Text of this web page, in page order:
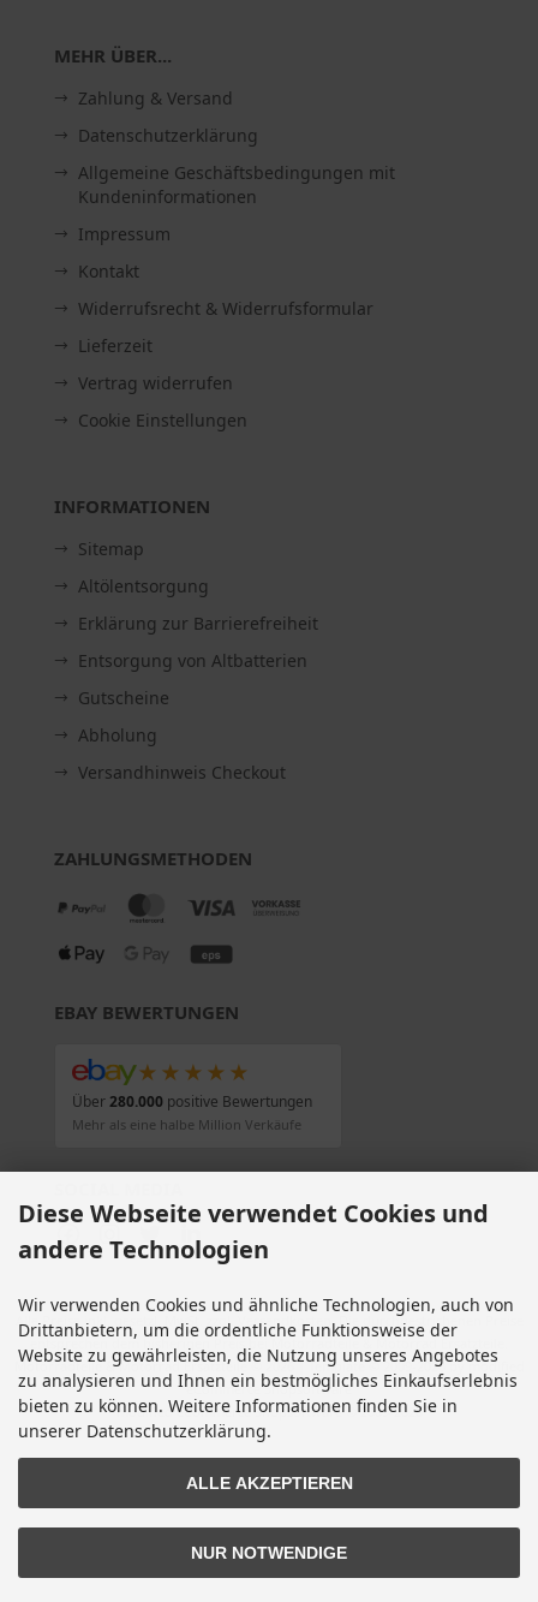
MEHR ÜBER...
Zahlung & Versand
Datenschutzerklärung
Allgemeine Geschäftsbedingungen mit
Kundeninformationen
Impressum
Kontakt
Widerrufsrecht & Widerrufsformular
Lieferzeit
Vertrag widerrufen
Cookie Einstellungen
INFORMATIONEN
Sitemap
Altölentsorgung
Erklärung zur Barrierefreiheit
Entsorgung von Altbatterien
Gutscheine
Abholung
Versandhinweis Checkout
ZAHLUNGSMETHODEN
EBAY BEWERTUNGEN
★★★★★
Über280.000positive Bewertungen
Mehr als eine halbe Million Verkäufe
Alle Preise inkl. gesetzl. MwSt. zzgl. Versandkosten . Die durchgestrichenen Preise
entsprechen dem bisherigen Preis bei Motorradteile & Motorrad Ersatzteile.
Motorradteile & Motorrad Ersatzteile © 2026 | Template © 2009-2026 by modified
eCommerce Shopsoftware
modified eCommerce Shopsoftware © 2009-2026
Diese Webseite verwendet Cookies und
andere Technologien
Wir verwenden Cookies und ähnliche Technologien, auch von
Drittanbietern, um die ordentliche Funktionsweise der
Website zu gewährleisten, die Nutzung unseres Angebotes
zu analysieren und Ihnen ein bestmögliches Einkaufserlebnis
bieten zu können. Weitere Informationen finden Sie in
unserer Datenschutzerklärung.
ALLE AKZEPTIEREN
NUR NOTWENDIGE